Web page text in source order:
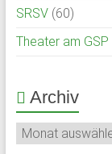
SRSV(60)
Theater am GSP
Archiv
Archiv